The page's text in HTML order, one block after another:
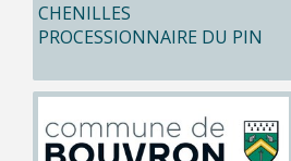
CHENILLES
PROCESSIONNAIRE DU PIN